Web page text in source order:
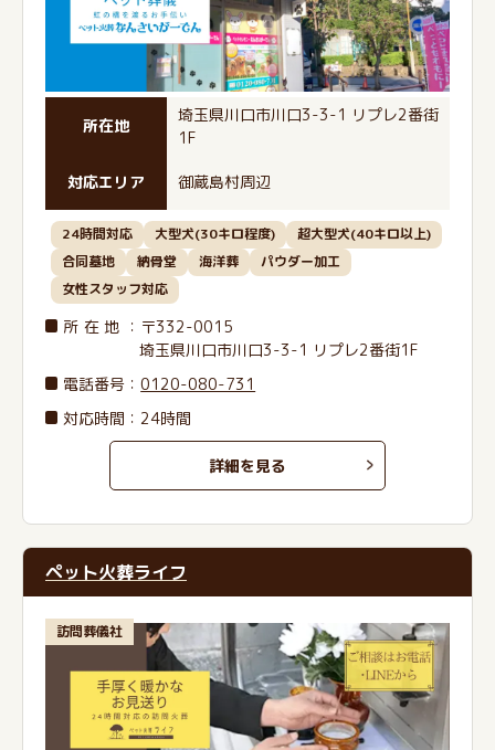
所在地
埼玉県川口市川口3-3-1 リプレ2番街
1F
対応エリア 御蔵島村周辺
24時間対応 大型犬(30キロ程度)
超大型犬(40キロ以上)
合同墓地
納骨堂 海洋葬
パウダー加工
女性スタッフ対応
所在地 ：〒332-0015
埼玉県川口市川口3-3-1 リプレ2番街1F
電話番号 ：0120-080-731
対応時間：24時間
詳細を見る
ペット火葬ライフ
訪問葬儀社